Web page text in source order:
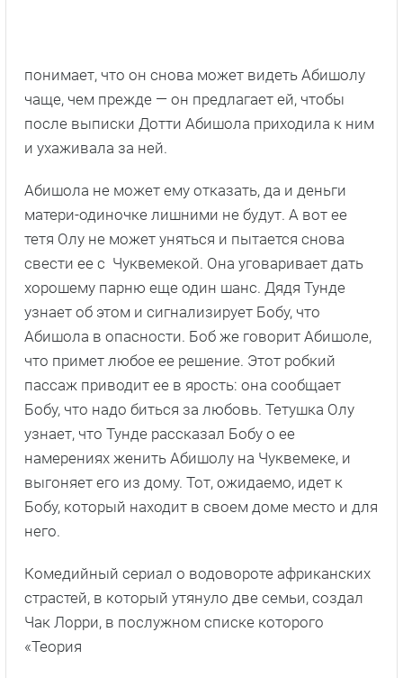
понимает, что он снова может видеть Абишолу
чаще, чем прежде — он предлагает ей, чтобы
после выписки Дотти Абишола приходила к ним
и ухаживала за ней.
Абишола не может ему отказать, да и деньги
матери-одиночке лишними не будут. А вот ее
тетя Олу не может уняться и пытается снова
свести ее с Чуквемекой. Она уговаривает дать
хорошему парню еще один шанс. Дядя Тунде
узнает об этом и сигнализирует Бобу, что
Абишола в опасности. Боб же говорит Абишоле,
что примет любое ее решение. Этот робкий
пассаж приводит ее в ярость: она сообщает
Бобу, что надо биться за любовь. Тетушка Олу
узнает, что Тунде рассказал Бобу о ее
намерениях женить Абишолу на Чуквемеке, и
выгоняет его из дому. Тот, ожидаемо, идет к
Бобу, который находит в своем доме место и для
него.
Комедийный сериал о водовороте африканских
страстей, в который утянуло две семьи, создал
Чак Лорри, в послужном списке которого
«Теория